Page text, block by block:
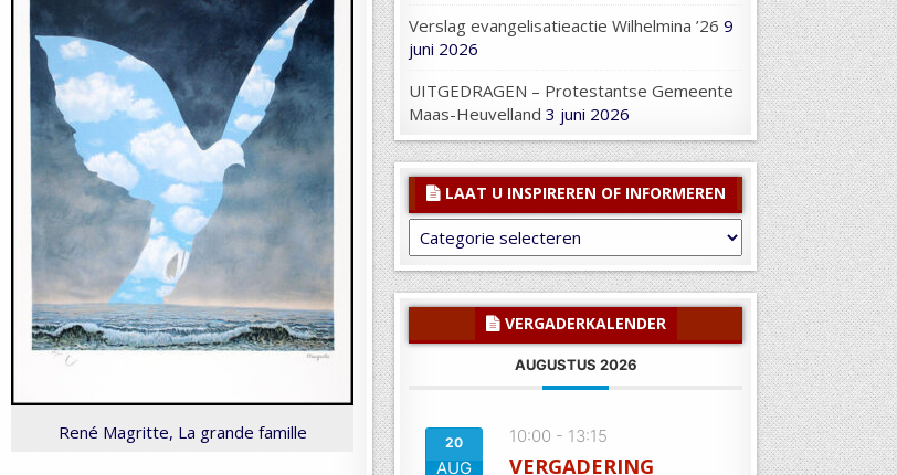
René Magritte, La grande famille
Verslag evangelisatieactie Wilhelmina ’26 9
juni 2026
UITGEDRAGEN – Protestantse Gemeente
Maas-Heuvelland 3 juni 2026
LAAT U INSPIREREN OF INFORMEREN
Laat
U
inspireren
of
informeren
VERGADERKALENDER
AUGUSTUS 2026
20
AUG
10:00 - 13:15
VERGADERING